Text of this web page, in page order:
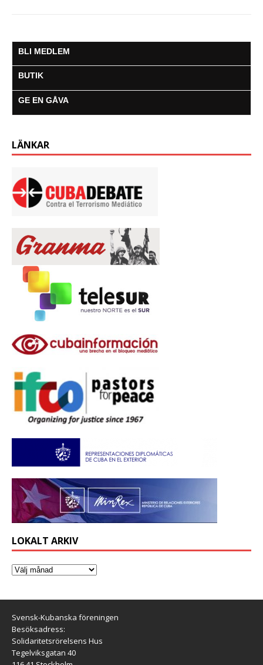
BLI MEDLEM
BUTIK
GE EN GÅVA
LÄNKAR
LOKALT ARKIV
Svensk-Kubanska föreningen
Besöksadress:
Solidaritetsrörelsens Hus
Tegelviksgatan 40